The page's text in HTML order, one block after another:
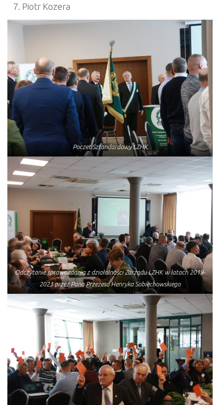
Piotr Kozera
Poczet Sztandardowy LZHK
Odczytanie sprawozdania z działalności Zarządu LZHK w latach 2019-
2023 przez Pana Przezesa Henryka Sobiechowskiego